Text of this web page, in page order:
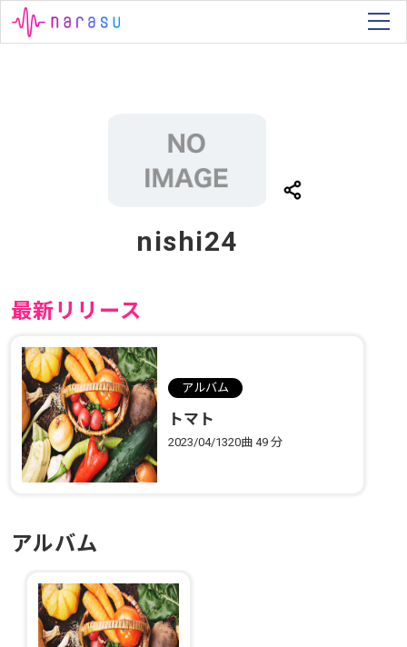
nishi24
最新リリース
アルバム
トマト
2023/04/1320曲49 分
アルバム